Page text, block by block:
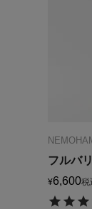
フルバ
¥6,600税